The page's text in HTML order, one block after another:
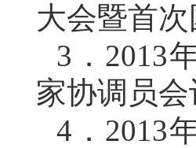
大会暨首
3． 2013
家协调员
4． 2013